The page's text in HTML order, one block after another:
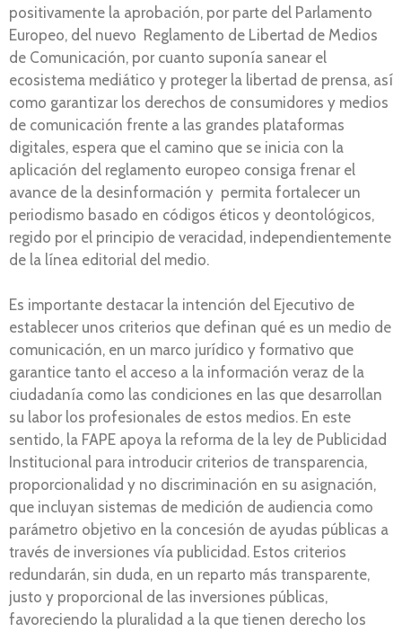
positivamente la aprobación, por parte del Parlamento
Europeo, del nuevo Reglamento de Libertad de Medios
de Comunicación, por cuanto suponía sanear el
ecosistema mediático y proteger la libertad de prensa, así
como garantizar los derechos de consumidores y medios
de comunicación frente a las grandes plataformas
digitales, espera que el camino que se inicia con la
aplicación del reglamento europeo consiga frenar el
avance de la desinformación y permita fortalecer un
periodismo basado en códigos éticos y deontológicos,
regido por el principio de veracidad, independientemente
de la línea editorial del medio.
Es importante destacar la intención del Ejecutivo de
establecer unos criterios que definan qué es un medio de
comunicación, en un marco jurídico y formativo que
garantice tanto el acceso a la información veraz de la
ciudadanía como las condiciones en las que desarrollan
su labor los profesionales de estos medios. En este
sentido, la FAPE apoya la reforma de la ley de Publicidad
Institucional para introducir criterios de transparencia,
proporcionalidad y no discriminación en su asignación,
que incluyan sistemas de medición de audiencia como
parámetro objetivo en la concesión de ayudas públicas a
través de inversiones vía publicidad. Estos criterios
redundarán, sin duda, en un reparto más transparente,
justo y proporcional de las inversiones públicas,
favoreciendo la pluralidad a la que tienen derecho los